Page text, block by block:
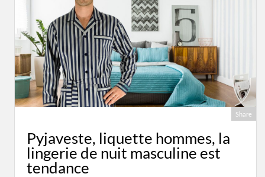
Share
Pyjaveste, liquette hommes, la
lingerie de nuit masculine est
tendance